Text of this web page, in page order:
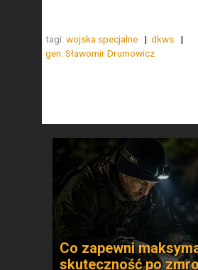
tagi: wojska specjalne
dkws
gen. Sławomir Drumowicz
Co zapewni
skuteczność po